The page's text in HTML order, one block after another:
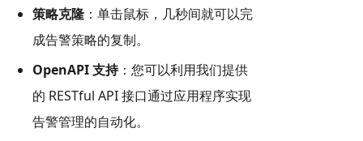
策略克隆 ：单击鼠标，几秒间就可以完
成告警策略的复制。
OpenAPI 支持：您可以利用我们提供
的 RESTful API 接口通过应用程序实现
告警管理的自动化。